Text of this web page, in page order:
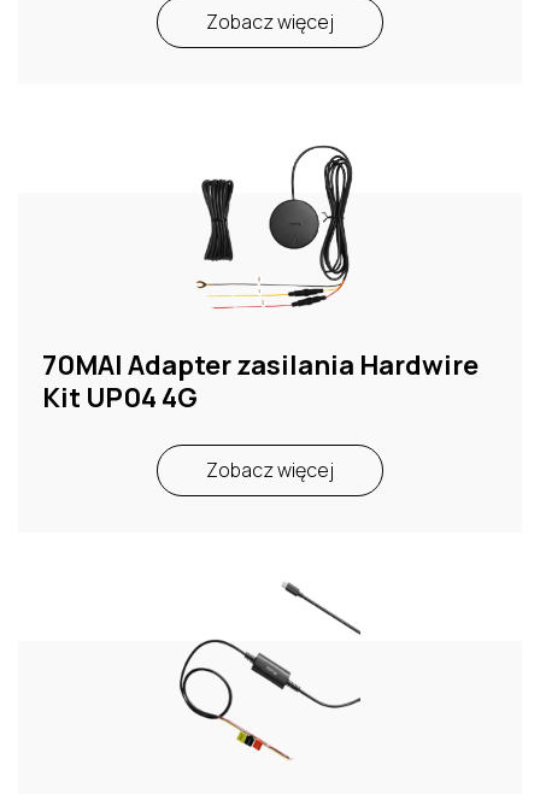
Zobacz więcej
70MAI Adapter zasilania Hardwire
Kit UP04 4G
Zobacz więcej